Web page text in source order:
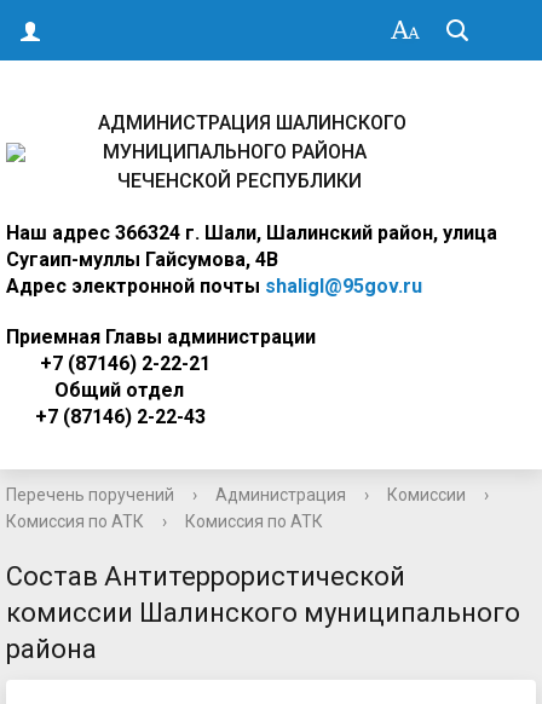
АДМИНИСТРАЦИЯ ШАЛИНСКОГО
МУНИЦИПАЛЬНОГО РАЙОНА
ЧЕЧЕНСКОЙ РЕСПУБЛИКИ
Наш адрес 366324 г. Шали, Шалинский район, улица
Сугаип-муллы Гайсумова, 4В
Адрес электронной почты shaligl@95gov.ru
Приемная Главы администрации
+7 (87146) 2-22-21
Общий отдел
+7 (87146) 2-22-43
Перечень поручений › Администрация › Комиссии
›
Комиссия по АТК
› Комиссия по АТК
Состав Антитеррористической
комиссии Шалинского муниципального
района